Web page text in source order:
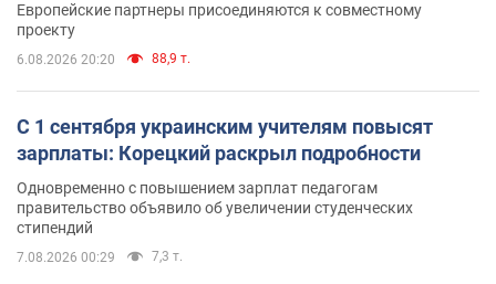
Европейские партнеры присоединяются к совместному
проекту
6.08.2026 20:20 88,9 т.
С 1 сентября украинским учителям повысят
зарплаты: Корецкий раскрыл подробности
Одновременно с повышением зарплат педагогам
правительство объявило об увеличении студенческих
стипендий
7.08.2026 00:29 7,3 т.